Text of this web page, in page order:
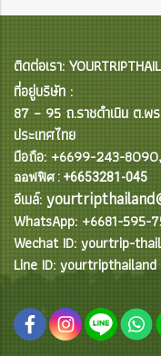
ติดต่อเรา:
ที่อยู่บริษัท :
87 – 95 ถ.ราชดำเนิน ต.พ
ประเทศไทย
มือถือ: +6699-243-
ออฟฟิศ : +6653281-045
อีเมล์:
WhatsApp: +6681-595-
Wechat ID: yourtrip-
Line ID: yourtripthailand